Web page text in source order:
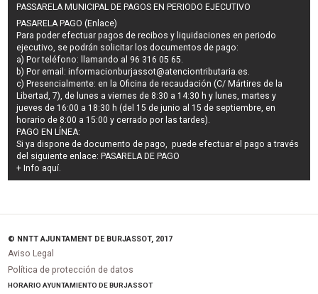
PASSARELA MUNICIPAL DE PAGOS EN PERIODO EJECUTIVO
PASARELA PAGO (Enlace)
Para poder efectuar pagos derecibos y liquidaciones en periodo
ejecutivo, se podrán solicitar los documentos de pago:
a) Por teléfono: llamando al 96 316 05 65.
b) Por email:informacionburjassot@atenciontributaria.es.
c) Presencialmente: en la Oficina de recaudación (C/ Mártires de la
Libertad, 7), de lunes a viernes de 8:30 a 14:30 h y lunes, martes y
jueves de 16:00 a 18:30 h (del 15 de junio al 15 de septiembre, en
horario de 8:00 a 15:00 y cerrado por las tardes).
PAGO EN LÍNEA:
Si ya dispone de documento de pago, puede efectuar el pago a través
del siguiente enlace: PASARELA DE PAGO
+ Info aquí.
© NNTT AJUNTAMENT DE BURJASSOT, 2017
Aviso Legal
Política de protección de datos
HORARIO AYUNTAMIENTO DE BURJASSOT